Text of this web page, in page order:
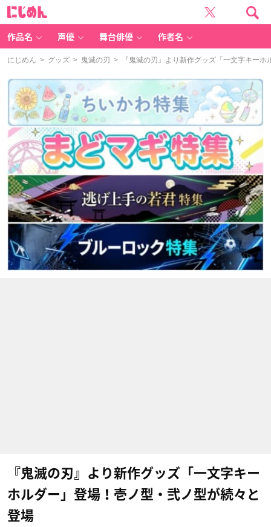
作品名 声優 舞台俳優 作者名
にじめん > グッズ > 鬼滅の刃 > 『鬼滅の刃』より新作グッズ「一文字キーホ
『鬼滅の刃』より新作グッズ「一文字キー
ホルダー」登場！壱ノ型・弐ノ型が続々と
登場